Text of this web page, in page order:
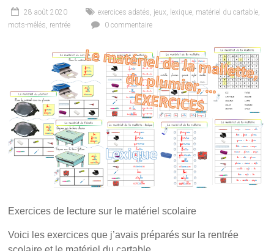
28 août 2020 exercices adatés, jeux, lexique, matériel du cartable,
mots-mêlés, rentrée 0 commentaire
Exercices de lecture sur le matériel scolaire
Voici les exercices que j’avais préparés sur la rentrée